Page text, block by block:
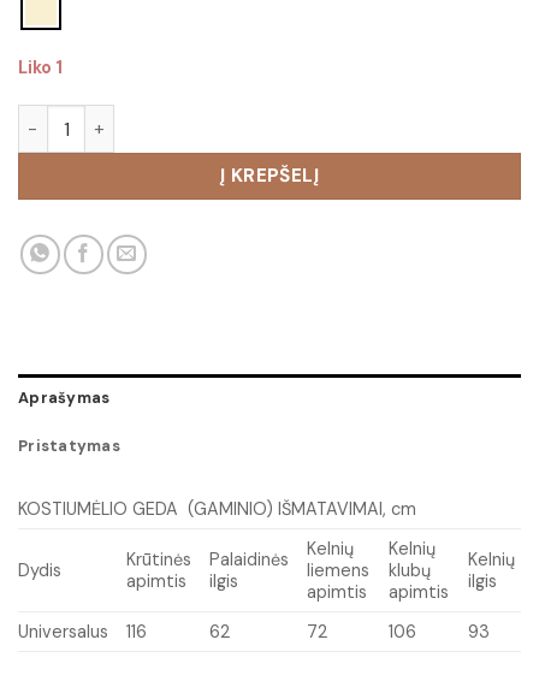
Liko 1
Į KREPŠELĮ
Aprašymas
Pristatymas
KOSTIUMĖLIO GEDA (GAMINIO) IŠMATAVIMAI, cm
Dydis
Krūtinės
apimtis
Palaidinės
ilgis
Kelnių
liemens
apimtis
Kelnių
klubų
apimtis
Kelnių
ilgis
Universalus 116 62 72 106 93